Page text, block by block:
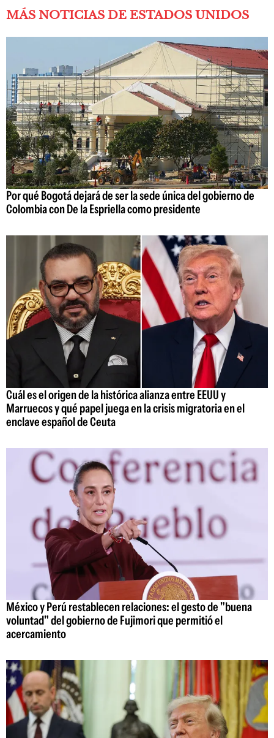
MÁS NOTICIAS DE ESTADOS UNIDOS
Por qué Bogotá dejará de ser la sede única del gobierno de
Colombia con De la Espriella como presidente
Cuál es el origen de la histórica alianza entre EEUU y
Marruecos y qué papel juega en la crisis migratoria en el
enclave español de Ceuta
México y Perú restablecen relaciones: el gesto de "buena
voluntad" del gobierno de Fujimori que permitió el
acercamiento